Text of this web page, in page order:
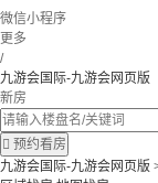
微信小程序
更多
/
九游会国际-九游会网页版
新房
 预约看房
九游会国际-九游会网页版